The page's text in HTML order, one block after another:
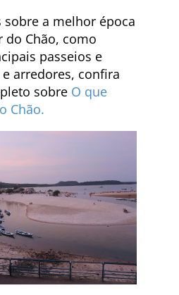
sobre a melhor época
do Chão, como
passeios e
arredores, confira
sobre O que
Chão.